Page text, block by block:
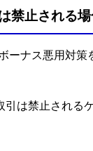
禁止される
ーナス悪用対策
は禁止される